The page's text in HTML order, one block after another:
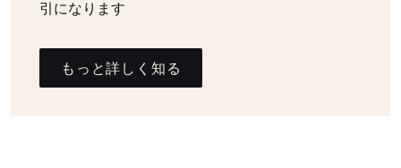
引になります
もっと詳しく知る